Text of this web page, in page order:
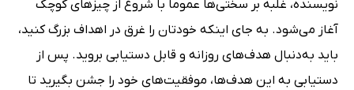
نویسنده، غلبه بر سختی‌ها عموماً با شروع از چیزهای کوچک
آغاز می‌شود. به جای اینکه خودتان را غرق در اهداف بزرگ کنید،
باید به‌دنبال هدف‌های روزانه و قابل دستیابی بروید. پس از
دستیابی به این هد‌ف‌ها، موفقیت‌های خود را جشن بگیرید تا